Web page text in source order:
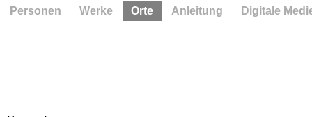
Personen Werke Orte Anleitung Digitale